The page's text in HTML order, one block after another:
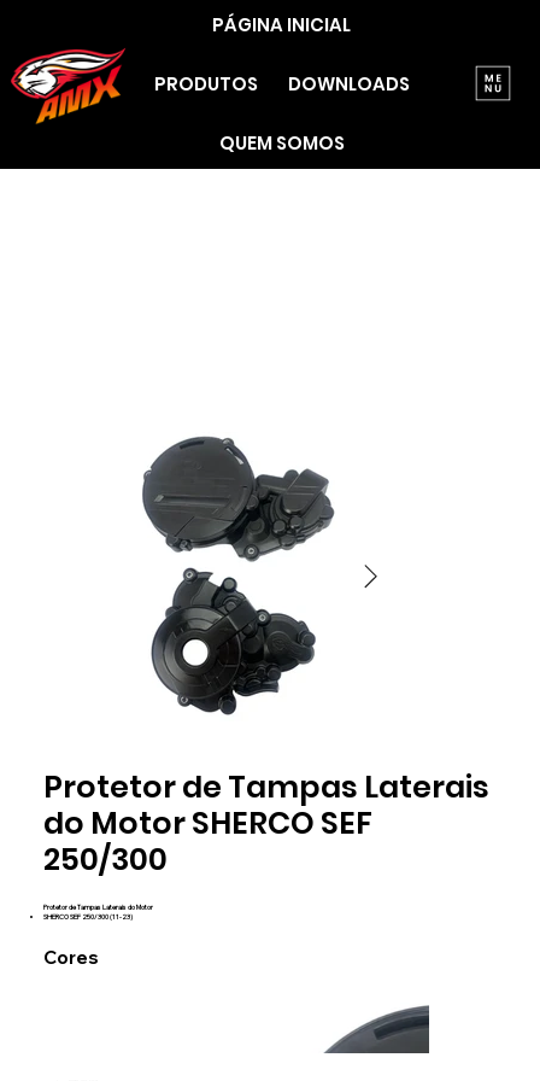
PÁGINA INICIAL
PRODUTOS DOWNLOADS
QUEM SOMOS
PTLSH01
preto
PTLSH01
Protetor de Tampas Laterais
do Motor SHERCO SEF
250/300
Protetor de Tampas Laterais do Motor
SHERCO SEF 250/300 (11-23)
Cores